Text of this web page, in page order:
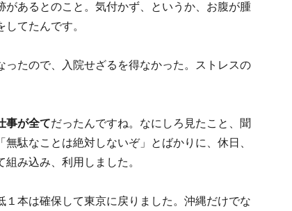
あるとのこと。気付かず、というか、お腹が腫
てたんです。
たので、入院せざるを得なかった。ストレスの
事が全てだったんですね。なにしろ見たこと、聞
駄なことは絶対しないぞ」とばかりに、休日、
み込み、利用しました。
本は確保して東京に戻りました。沖縄だけでな